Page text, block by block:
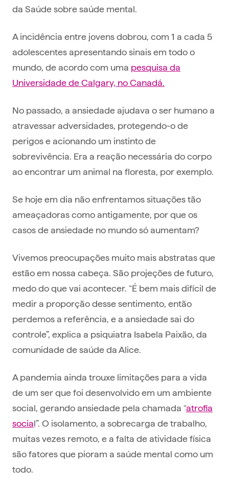
da Saúde sobre saúde mental.
A incidência entre jovens dobrou, com 1 a cada 5
adolescentes apresentando sinais em todo o
mundo, de acordo com uma pesquisa da
Universidade de Calgary, no Canadá.
No passado, a ansiedade ajudava o ser humano a
atravessar adversidades, protegendo-o de
perigos e acionando um instinto de
sobrevivência. Era a reação necessária do corpo
ao encontrar um animal na floresta, por exemplo.
Se hoje em dia não enfrentamos situações tão
ameaçadoras como antigamente, por que os
casos de ansiedade no mundo só aumentam?
Vivemos preocupações muito mais abstratas que
estão em nossa cabeça. São projeções de futuro,
medo do que vai acontecer. “É bem mais difícil de
medir a proporção desse sentimento, então
perdemos a referência, e a ansiedade sai do
controle”, explica a psiquiatra Isabela Paixão, da
comunidade de saúde da Alice.
A pandemia ainda trouxe limitações para a vida
de um ser que foi desenvolvido em um ambiente
social, gerando ansiedade pela chamada “atrofia
social”. O isolamento, a sobrecarga de trabalho,
muitas vezes remoto, e a falta de atividade física
são fatores que pioram a saúde mental como um
todo.